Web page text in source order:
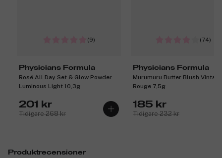
(9)
Physicians Formula
Rosé All Day Set & Glow Powder
Luminous Light 10,3g
201 kr
Tidigare 268 kr
(74)
Physicians Formula
Murumuru Butter Blush
Rouge 7,5g
185 kr
Tidigare 232 kr
Produktrecensioner